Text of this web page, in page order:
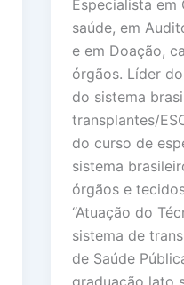
Especialista em
saúde, em
e em Doação,
órgãos. Líder
do sistema
transplantes/
do curso de
sistema
órgãos e
“Atuação do
sistema de
de Saúde